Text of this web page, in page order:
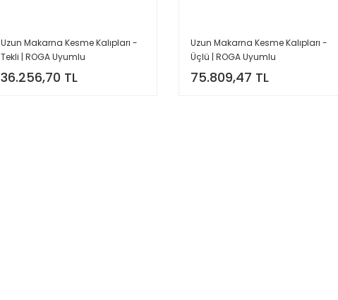
Uzun Makarna Kesme Kalıpları -
Tekli | ROGA Uyumlu
36.256,70 TL
Uzun Makarna Kesme Kalıpları -
Üçlü | ROGA Uyumlu
75.809,47 TL